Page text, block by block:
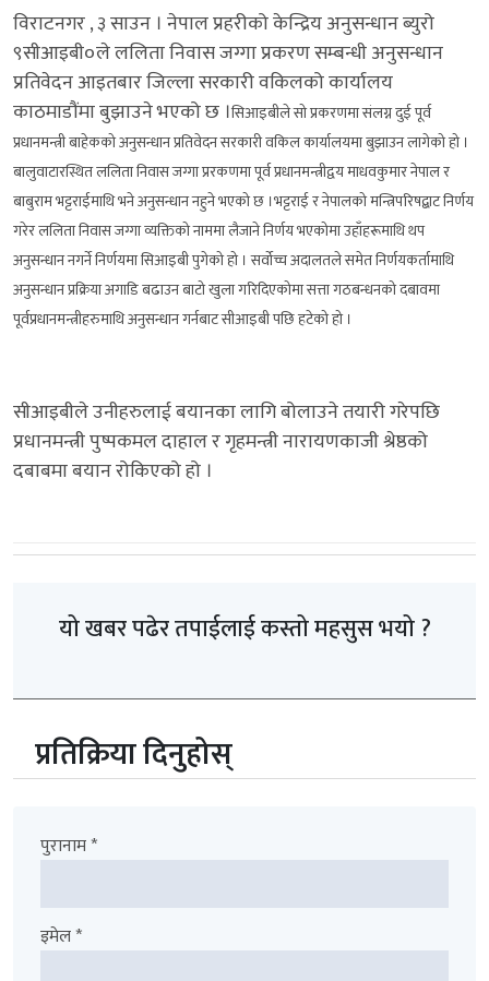
विराटनगर , ३ साउन । नेपाल प्रहरीको केन्द्रिय अनुसन्धान ब्युरो
९सीआइबी०ले ललिता निवास जग्गा प्रकरण सम्बन्धी अनुसन्धान
प्रतिवेदन आइतबार जिल्ला सरकारी वकिलको कार्यालय
काठमाडौंमा बुझाउने भएको छ ।सिआइबीले सो प्रकरणमा संलग्न दुई पूर्व
प्रधानमन्त्री बाहेकको अनुसन्धान प्रतिवेदन सरकारी वकिल कार्यालयमा बुझाउन लागेको हो ।
बालुवाटारस्थित ललिता निवास जग्गा प्ररकणमा पूर्व प्रधानमन्त्रीद्वय माधवकुमार नेपाल र
बाबुराम भट्टराईमाथि भने अनुसन्धान नहुने भएको छ ।भट्टराई र नेपालको मन्त्रिपरिषद्बाट निर्णय
गरेर ललिता निवास जग्गा व्यक्तिको नाममा लैजाने निर्णय भएकोमा उहाँहरूमाथि थप
अनुसन्धान नगर्ने निर्णयमा सिआइबी पुगेको हो । सर्वोच्च अदालतले समेत निर्णयकर्तामाथि
अनुसन्धान प्रक्रिया अगाडि बढाउन बाटो खुला गरिदिएकोमा सत्ता गठबन्धनको दबावमा
पूर्वप्रधानमन्त्रीहरुमाथि अनुसन्धान गर्नबाट सीआइबी पछि हटेको हो ।
सीआइबीले उनीहरुलाई बयानका लागि बोलाउने तयारी गरेपछि
प्रधानमन्त्री पुष्पकमल दाहाल र गृहमन्त्री नारायणकाजी श्रेष्ठको
दबाबमा बयान रोकिएको हो ।
यो खबर पढेर तपाईलाई कस्तो महसुस भयो ?
प्रतिक्रिया दिनुहोस्
पुरानाम *
इमेल *